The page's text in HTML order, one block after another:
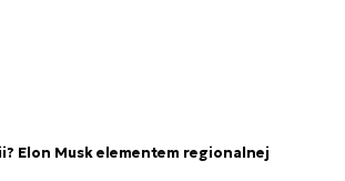
Elon Musk elementem regionalnej